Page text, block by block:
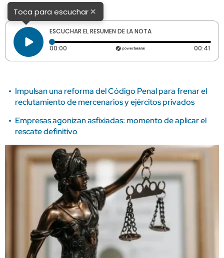
Toca para escuchar×
ESCUCHAR EL RESUMEN DE LA NOTA
00:00 Tiempo transcurrido: 0 segundos 00:41
Impulsan una reforma del Código Penal para frenar el
reclutamiento de mercenarios y ejércitos privados
Empresas agonizan asfixiadas: momento de aplicar el
rescate definitivo